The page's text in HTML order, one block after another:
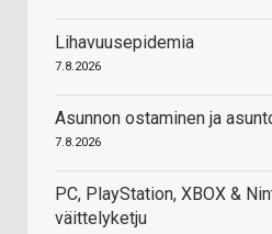
Lihavuusepidemia
7.8.2026
Asunnon ostaminen ja
7.8.2026
PC, PlayStation, XBOX &
väittelyketju